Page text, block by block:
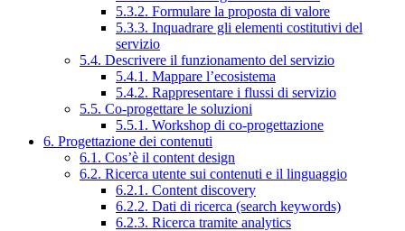
5.3.2. Formulare la proposta di valore
5.3.3. Inquadrare gli elementi costitutivi del
servizio
5.4. Descrivere il funzionamento del servizio
5.4.1. Mappare l’ecosistema
5.4.2. Rappresentare i flussi di servizio
5.5. Co-progettare le soluzioni
5.5.1. Workshop di co-progettazione
6. Progettazione dei contenuti
6.1. Cos’è il content design
6.2. Ricerca utente sui contenuti e il linguaggio
6.2.1. Content discovery
6.2.2. Dati di ricerca (search keywords)
6.2.3. Ricerca tramite analytics